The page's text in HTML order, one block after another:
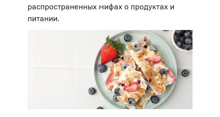
распространенных мифах о продуктах и
питании.